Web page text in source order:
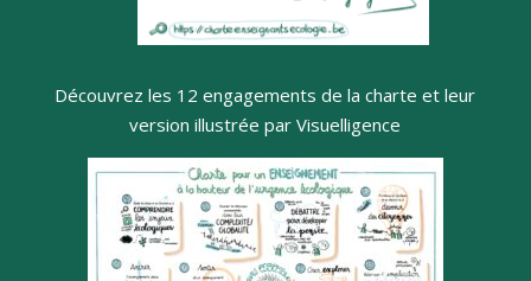
Découvrez les 12 engagements de la charte et leur
version illustrée par Visuelligence